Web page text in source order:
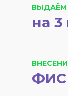
ВЫДАЁМ
на 3